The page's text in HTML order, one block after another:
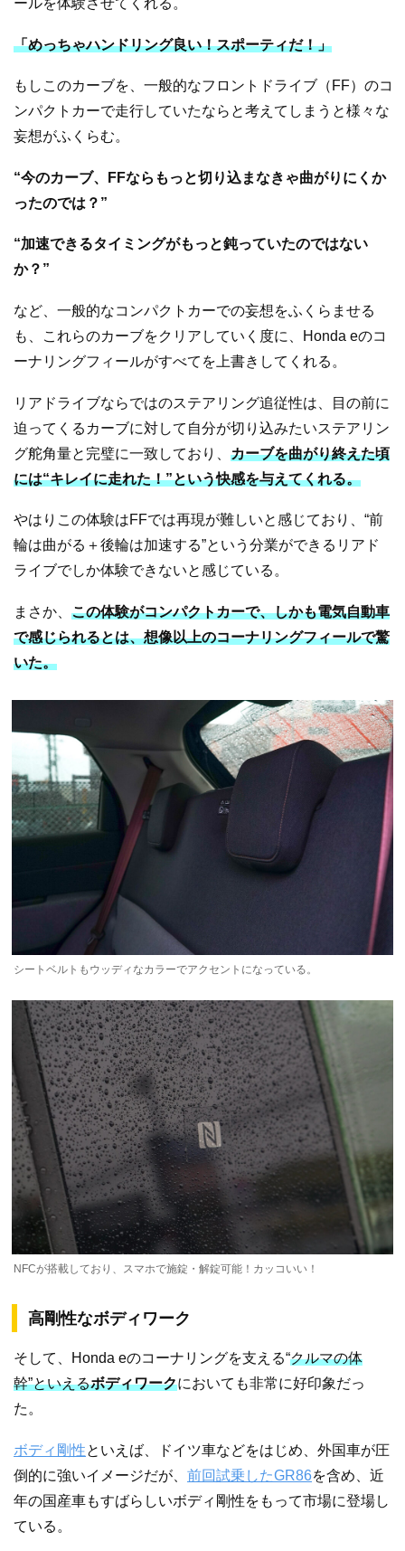
ールを体験させてくれる。
「めっちゃハンドリング良い！スポーティだ！」
もしこのカーブを、一般的なフロントドライブ（FF）のコ
ンパクトカーで走行していたならと考えてしまうと様々な
妄想がふくらむ。
“今のカーブ、FFならもっと切り込まなきゃ曲がりにくか
ったのでは？”
“加速できるタイミングがもっと鈍っていたのではない
か？”
など、一般的なコンパクトカーでの妄想をふくらませる
も、これらのカーブをクリアしていく度に、Honda eのコ
ーナリングフィールがすべてを上書きしてくれる。
リアドライブならではのステアリング追従性は、目の前に
迫ってくるカーブに対して自分が切り込みたいステアリン
グ舵角量と完璧に一致しており、 カーブを曲がり終えた頃
には“キレイに走れた！”という快感を与えてくれる。
やはりこの体験はFFでは再現が難しいと感じており、“前
輪は曲がる＋後輪は加速する”という分業ができるリアド
ライブでしか体験できないと感じている。
まさか、 この体験がコンパクトカーで、しかも電気自動車
で感じられるとは、想像以上のコーナリングフィールで驚
いた。
シートベルトもウッディなカラーでアクセントになっている。
NFCが搭載しており、スマホで施錠・解錠可能！カッコいい！
高剛性なボディワーク
そして、Honda eのコーナリングを支える“クルマの体
幹”といえるボディワークにおいても非常に好印象だっ
た。
ボディ剛性といえば、ドイツ車などをはじめ、外国車が圧
倒的に強いイメージだが、 前回試乗したGR86を含め、近
年の国産車もすばらしいボディ剛性をもって市場に登場し
ている。